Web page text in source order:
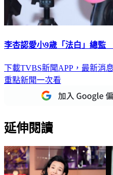
李杏認愛小9歲「法白」總監
下載TVBS新聞APP，最新消
重點新聞一次看
延伸閱讀